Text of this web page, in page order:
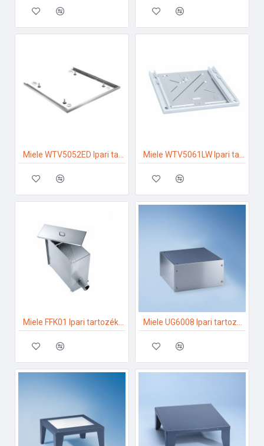
Miele WTV5052ED Ipari tartozékok Miele WTV5061LW Ipari tartozékok
Miele FFK01 Ipari tartozékok Miele UG6008 Ipari tartozékok